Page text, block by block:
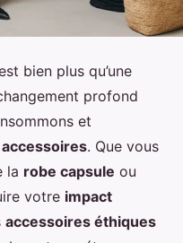
bien plus qu’une
profond
et
accessoires. Que vous
la robe capsule ou
votre impact
accessoires éthiques